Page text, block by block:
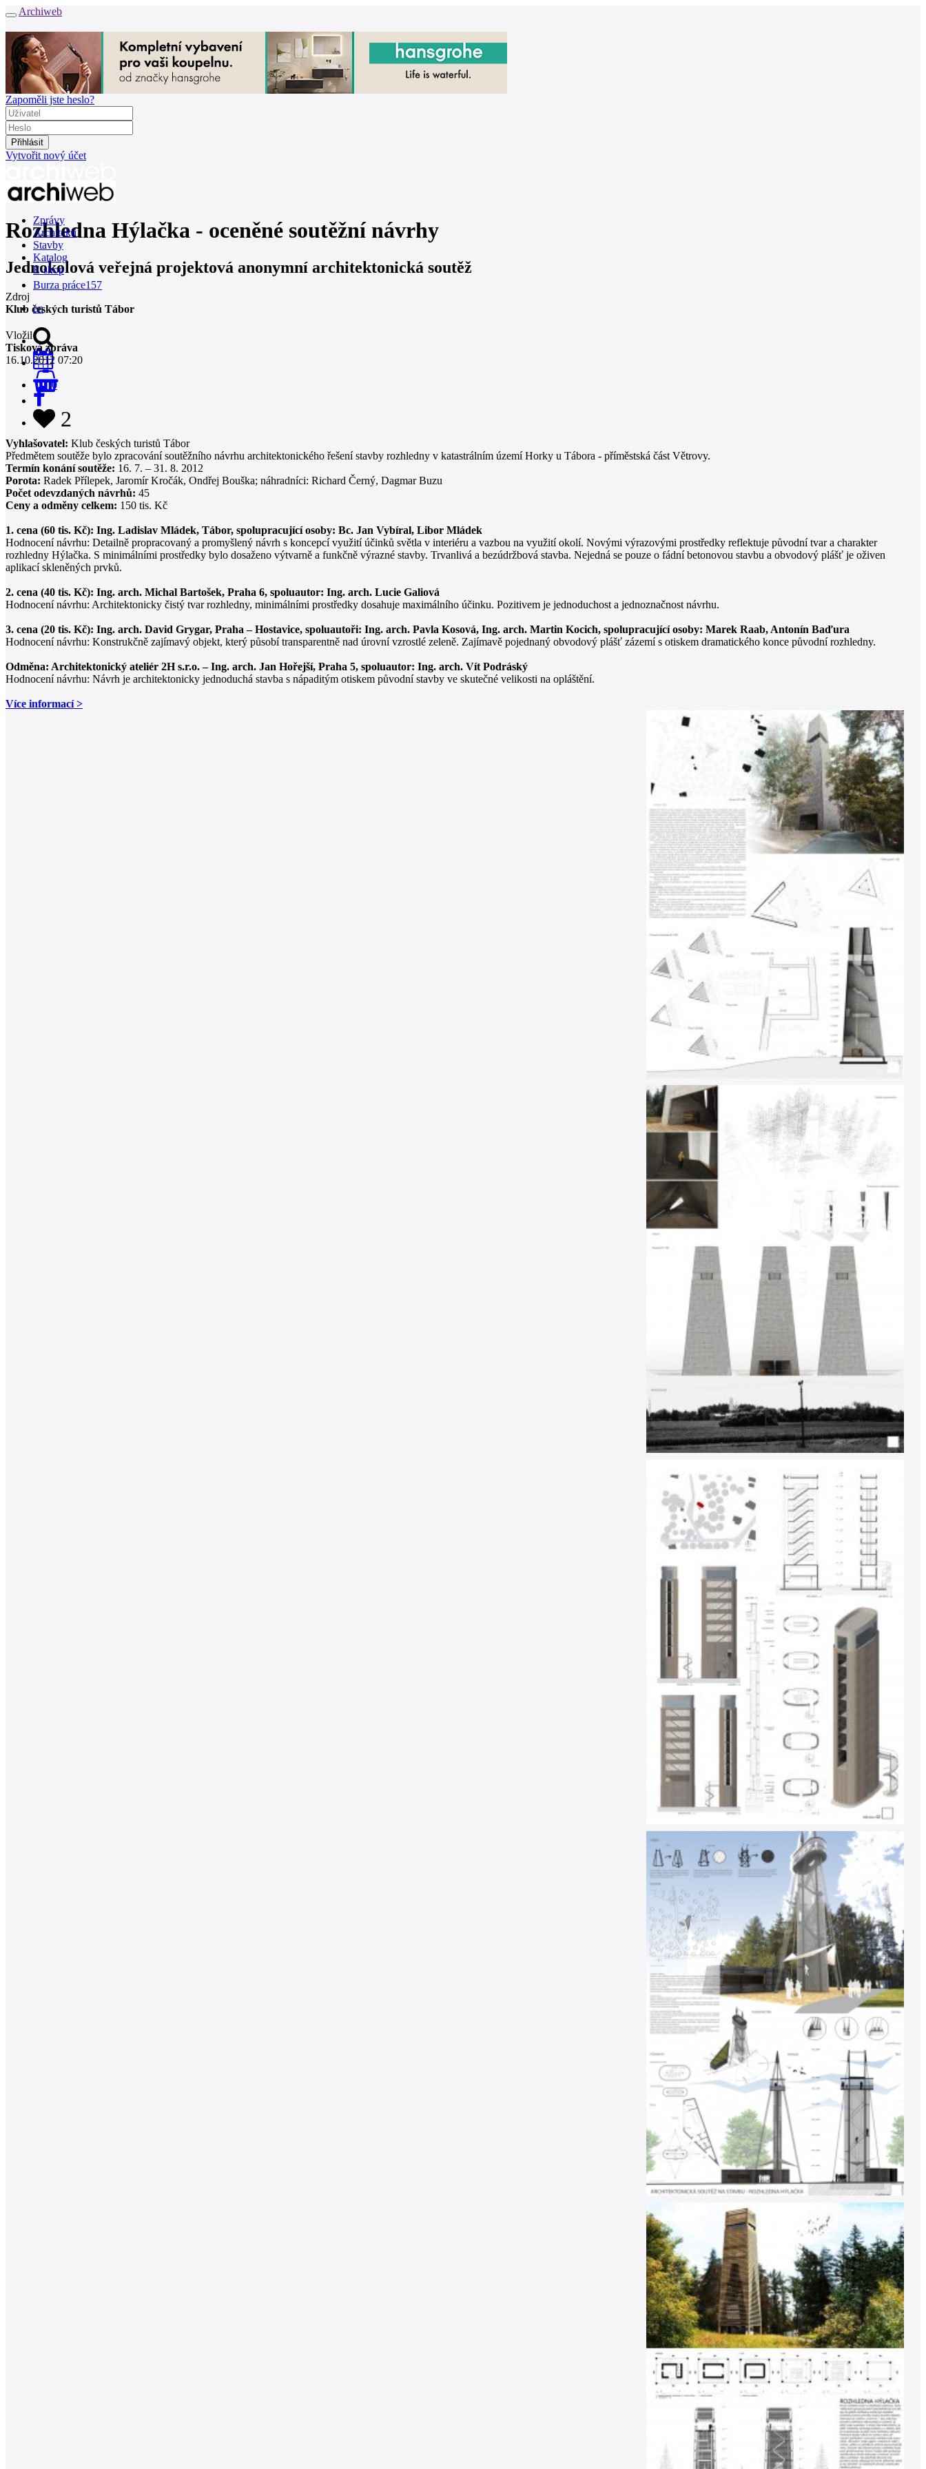
Archiweb
Zapoměli jste heslo?
Vytvořit nový účet
Zprávy
Architekti
Stavby
Katalog
E-shop
Burza práce157
en
0
Rozhledna Hýlačka - oceněné soutěžní návrhy
Jednokolová veřejná projektová anonymní architektonická soutěž
Zdroj
Klub českých turistů Tábor
Vložil
Tisková zpráva
16.10.2012 07:20
2
Vyhlašovatel: Klub českých turistů Tábor
Předmětem soutěže bylo zpracování soutěžního návrhu architektonického řešení stavby rozhledny v katastrálním území Horky u Tábora - příměstská část Větrovy.
Termín konání soutěže: 16. 7. – 31. 8. 2012
Porota: Radek Přílepek, Jaromír Kročák, Ondřej Bouška; náhradníci: Richard Černý, Dagmar Buzu
Počet odevzdaných návrhů: 45
Ceny a odměny celkem: 150 tis. Kč
1. cena (60 tis. Kč): Ing. Ladislav Mládek, Tábor, spolupracující osoby: Bc. Jan Vybíral, Libor Mládek
Hodnocení návrhu: Detailně propracovaný a promyšlený návrh s koncepcí využití účinků světla v interiéru a vazbou na využití okolí. Novými výrazovými prostředky reflektuje původní tvar a charakter
rozhledny Hýlačka. S minimálními prostředky bylo dosaženo výtvarně a funkčně výrazné stavby. Trvanlivá a bezúdržbová stavba. Nejedná se pouze o fádní betonovou stavbu a obvodový plášť je oživen
aplikací skleněných prvků.
2. cena (40 tis. Kč): Ing. arch. Michal Bartošek, Praha 6, spoluautor: Ing. arch. Lucie Galiová
Hodnocení návrhu: Architektonicky čistý tvar rozhledny, minimálními prostředky dosahuje maximálního účinku. Pozitivem je jednoduchost a jednoznačnost návrhu.
3. cena (20 tis. Kč): Ing. arch. David Grygar, Praha – Hostavice, spoluautoři: Ing. arch. Pavla Kosová, Ing. arch. Martin Kocich, spolupracující osoby: Marek Raab, Antonín Baďura
Hodnocení návrhu: Konstrukčně zajímavý objekt, který působí transparentně nad úrovní vzrostlé zeleně. Zajímavě pojednaný obvodový plášť zázemí s otiskem dramatického konce původní rozhledny.
Odměna: Architektonický ateliér 2H s.r.o. – Ing. arch. Jan Hořejší, Praha 5, spoluautor: Ing. arch. Vít Podráský
Hodnocení návrhu: Návrh je architektonicky jednoduchá stavba s nápaditým otiskem původní stavby ve skutečné velikosti na opláštění.
Více informací >